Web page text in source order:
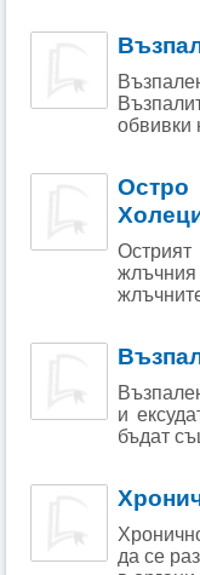
обвивки
жлъчния
и
бъдат
да се